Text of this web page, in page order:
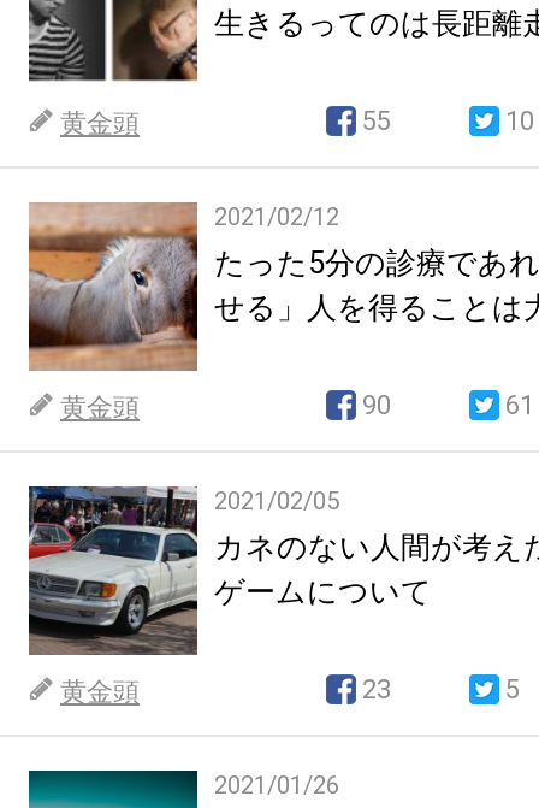
生きるってのは長距離
黄金頭 55 10
2021/02/12
たった5分の診療であ
せる」人を得ることは
黄金頭 90 61
2021/02/05
カネのない人間が考え
ゲームについて
黄金頭 23 5
2021/01/26